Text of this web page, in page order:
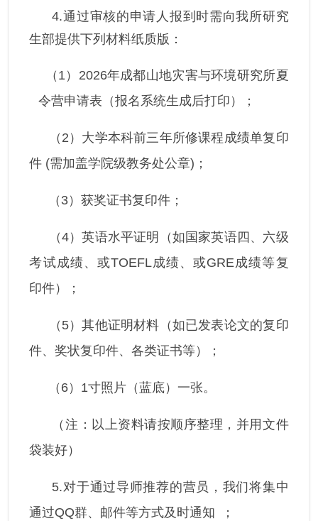
4.通过审核的申请人报到时需向我所研究
生部提供下列材料纸质版：
（1）2026年成都山地灾害与环境研究所夏
令营申请表（报名系统生成后打印）；
（2）大学本科前三年所修课程成绩单复印
件 (需加盖学院级教务处公章)；
（3）获奖证书复印件；
（4）英语水平证明（如国家英语四、六级
考试成绩、或TOEFL成绩、或GRE成绩等复
印件）；
（5）其他证明材料（如已发表论文的复印
件、奖状复印件、各类证书等）；
（6）1寸照片（蓝底）一张。
（注：以上资料请按顺序整理，并用文件
袋装好）
5.对于通过导师推荐的营员，我们将集中
通过QQ群、邮件等方式及时通知
；